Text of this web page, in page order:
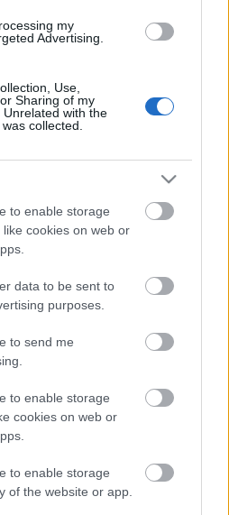
my
Advertising.
Use,
Sharing of my
with the
collected.
to enable storage
cookies on web or
data to be sent to
purposes.
to send me
to enable storage
cookies on web or
to enable storage
of the website or app.
szakáll nélkül, láthatjuk
- és persze még sok
ki öltözött fel a legjobban,
legjobban! Ashton Kutcher…
ki a legjobban a
mostanában kissé
feltett kérdésre várjuk
Justin Timberlake,
Kutcher és Lapo Elkann a
Grammy…
szóló sorozat indul
aminek most láttak
A képeken a sorozat